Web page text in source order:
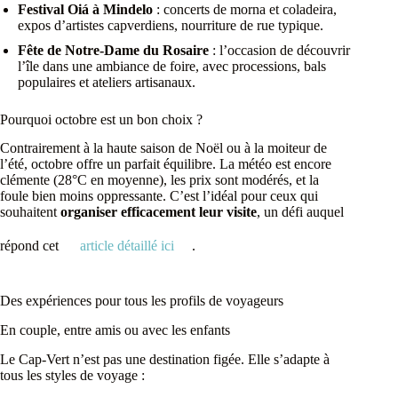
Festival Oiá à Mindelo : concerts de morna et coladeira,
expos d’artistes capverdiens, nourriture de rue typique.
Fête de Notre-Dame du Rosaire : l’occasion de découvrir
l’île dans une ambiance de foire, avec processions, bals
populaires et ateliers artisanaux.
Pourquoi octobre est un bon choix ?
Contrairement à la haute saison de Noël ou à la moiteur de
l’été, octobre offre un parfait équilibre. La météo est encore
clémente (28°C en moyenne), les prix sont modérés, et la
foule bien moins oppressante. C’est l’idéal pour ceux qui
souhaitent organiser efficacement leur visite, un défi auquel
répond cet article détaillé ici .
Des expériences pour tous les profils de voyageurs
En couple, entre amis ou avec les enfants
Le Cap-Vert n’est pas une destination figée. Elle s’adapte à
tous les styles de voyage :